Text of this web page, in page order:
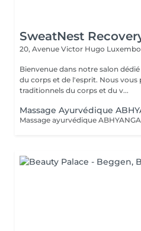
SweatNest
20, Avenue Victor Hugo
Bienvenue dans notre salon
du corps et de l'esprit. Nous vous
traditionnels du corps et du v...
Massage Ayurvédique